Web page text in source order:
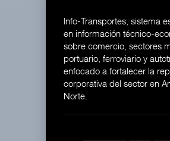
Info-Transportes, sistema
en información técnico-
sobre comercio, sectores
portuario, ferroviario y
enfocado a fortalecer la
corporativa del sector en
Norte.
Industria
l
28 JUL
MG GO! y
Concept:
21 JUL